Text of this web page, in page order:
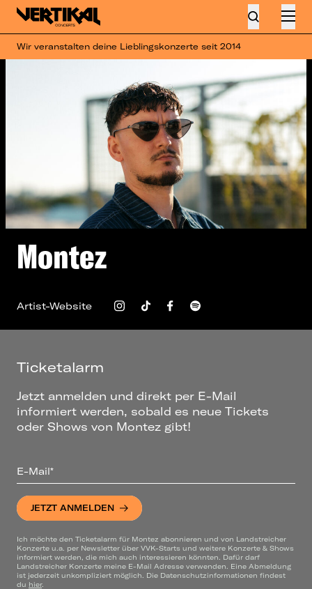
Wir veranstalten deine Lieblingskonzerte seit 2014
Montez
Artist-Website
Ticketalarm
Jetzt anmelden und direkt per E-Mail
informiert werden, sobald es neue Tickets
oder Shows von Montez gibt!
E-Mail*
JETZT ANMELDEN
Ich möchte den Ticketalarm für Montez abonnieren und von Landstreicher
Konzerte u.a. per Newsletter über VVK-Starts und weitere Konzerte & Shows
informiert werden, die mich auch interessieren könnten. Dafür darf
Landstreicher Konzerte meine E-Mail Adresse verwenden. Eine Abmeldung
ist jederzeit unkompliziert möglich. Die Datenschutzinformationen findest
du hier.